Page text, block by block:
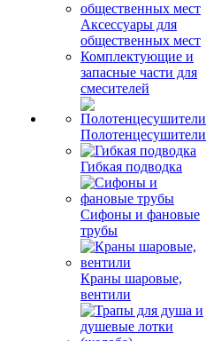
Аксессуары для
общественных мест
Комплектующие и
запасные части для
смесителей
Полотенцесушители
Гибкая подводка
Сифоны и фановые
трубы
Краны шаровые,
вентили